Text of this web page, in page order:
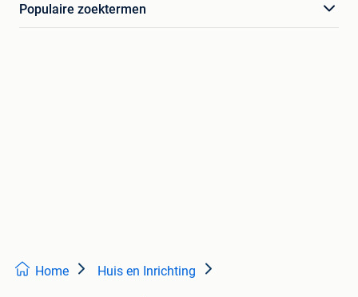
Populaire zoektermen
Home Huis en Inrichting